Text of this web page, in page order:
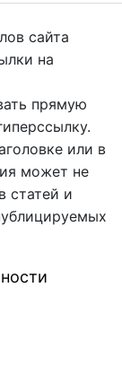
сайта
на
прямую
или в
может не
статей и